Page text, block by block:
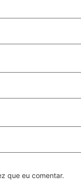
que eu comentar.